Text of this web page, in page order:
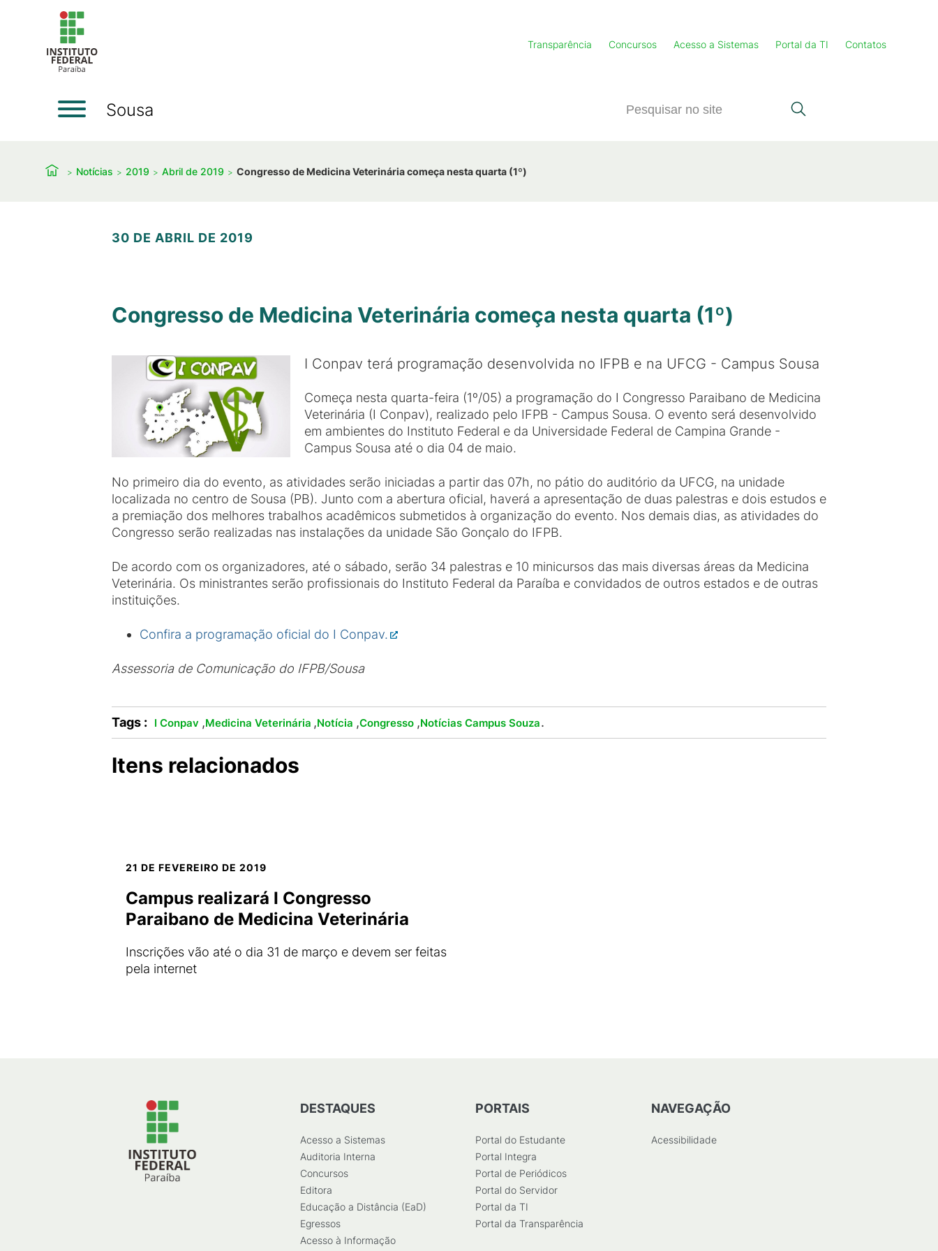
Transparência Concursos Acesso a Sistemas Portal da TI Contatos
Sousa
Notícias 2019 Abril de 2019 Congresso de Medicina Veterinária começa nesta quarta (1º)
30 DE ABRIL DE 2019
Congresso de Medicina Veterinária começa nesta quarta (1º)
I Conpav terá programação desenvolvida no IFPB e na UFCG - Campus Sousa
Começa nesta quarta-feira (1º/05) a programação do I Congresso Paraibano de Medicina
Veterinária (I Conpav), realizado pelo IFPB - Campus Sousa. O evento será desenvolvido
em ambientes do Instituto Federal e da Universidade Federal de Campina Grande -
Campus Sousa até o dia 04 de maio.
No primeiro dia do evento, as atividades serão iniciadas a partir das 07h, no pátio do auditório da UFCG, na unidade
localizada no centro de Sousa (PB). Junto com a abertura oficial, haverá a apresentação de duas palestras e dois estudos e
a premiação dos melhores trabalhos acadêmicos submetidos à organização do evento. Nos demais dias, as atividades do
Congresso serão realizadas nas instalações da unidade São Gonçalo do IFPB.
De acordo com os organizadores, até o sábado, serão 34 palestras e 10 minicursos das mais diversas áreas da Medicina
Veterinária. Os ministrantes serão profissionais do Instituto Federal da Paraíba e convidados de outros estados e de outras
instituições.
Confira a programação oficial do I Conpav.
Assessoria de Comunicação do IFPB/Sousa
Tags : I Conpav ,Medicina Veterinária ,Notícia ,Congresso ,Notícias Campus Souza.
Itens relacionados
21 DE FEVEREIRO DE 2019
Campus realizará I Congresso
Paraibano de Medicina Veterinária
Inscrições vão até o dia 31 de março e devem ser feitas
pela internet
DESTAQUES
Acesso a Sistemas
Auditoria Interna
Concursos
Editora
Educação a Distância (EaD)
Egressos
Acesso à Informação
PORTAIS
Portal do Estudante
Portal Integra
Portal de Periódicos
Portal do Servidor
Portal da TI
Portal da Transparência
NAVEGAÇÃO
Acessibilidade